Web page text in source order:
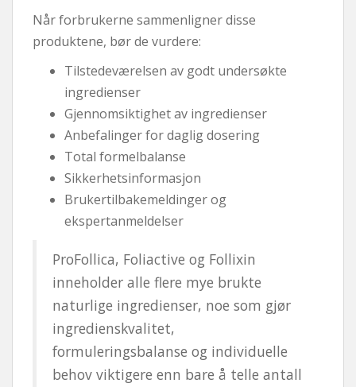
Når forbrukerne sammenligner disse
produktene, bør de vurdere:
Tilstedeværelsen av godt undersøkte
ingredienser
Gjennomsiktighet av ingredienser
Anbefalinger for daglig dosering
Total formelbalanse
Sikkerhetsinformasjon
Brukertilbakemeldinger og
ekspertanmeldelser
ProFollica, Foliactive og Follixin
inneholder alle flere mye brukte
naturlige ingredienser, noe som gjør
ingredienskvalitet,
formuleringsbalanse og individuelle
behov viktigere enn bare å telle antall